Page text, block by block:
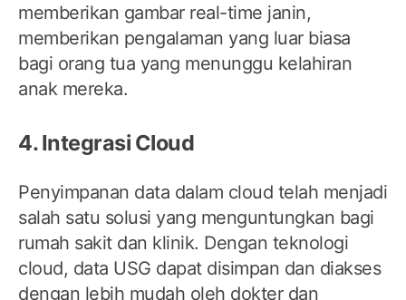
memberikan gambar real-time janin,
memberikan pengalaman yang luar biasa
bagi orang tua yang menunggu kelahiran
anak mereka.
4. Integrasi Cloud
Penyimpanan data dalam cloud telah menjadi
salah satu solusi yang menguntungkan bagi
rumah sakit dan klinik. Dengan teknologi
cloud, data USG dapat disimpan dan diakses
dengan lebih mudah oleh dokter dan